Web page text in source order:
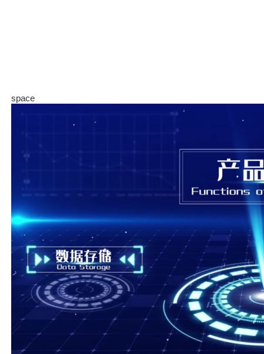
space